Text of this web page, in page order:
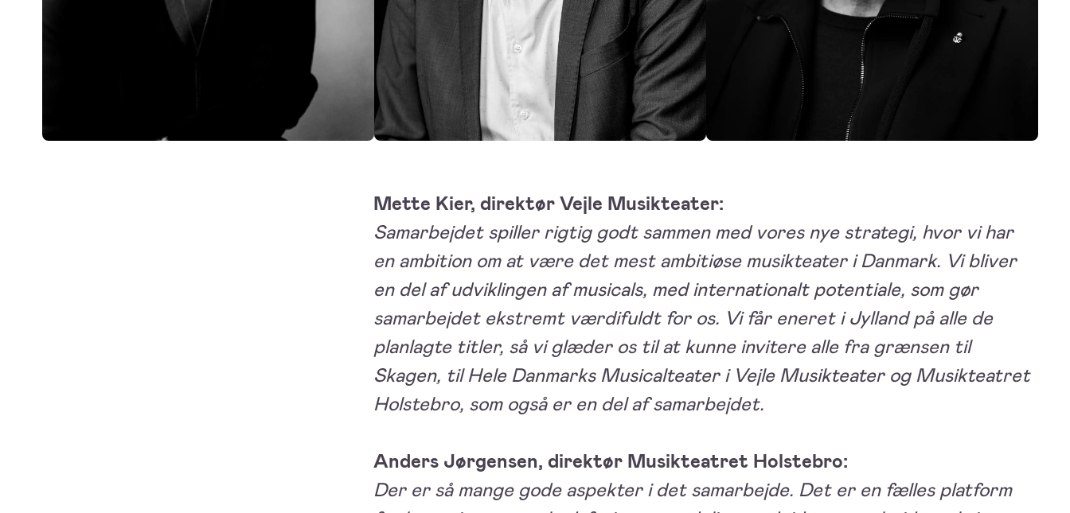
Mette Kier, direktør Vejle Musikteater:
Samarbejdet spiller rigtig godt sammen med vores nye strategi, hvor vi har
en ambition om at være det mest ambitiøse musikteater i Danmark. Vi bliver
en del af udviklingen af musicals, med internationalt potentiale, som gør
samarbejdet ekstremt værdifuldt for os. Vi får eneret i Jylland på alle de
planlagte titler, så vi glæder os til at kunne invitere alle fra grænsen til
Skagen, til Hele Danmarks Musicalteater i Vejle Musikteater og Musikteatret
Holstebro, som også er en del af samarbejdet.
Anders Jørgensen, direktør Musikteatret Holstebro:
Der er så mange gode aspekter i det samarbejde. Det er en fælles platform